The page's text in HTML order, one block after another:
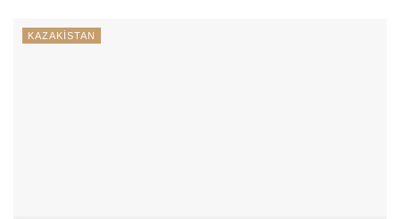
KAZAKİSTAN